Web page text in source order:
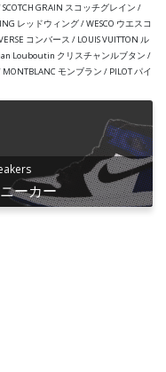
GRAIN スコッチグレイン /
レッドウィング / WESCO ウエスコ
コンバース / LOUIS VUITTON ル
Louboutin クリスチャンルブタン /
モンブラン / PILOT パイ
ーカー